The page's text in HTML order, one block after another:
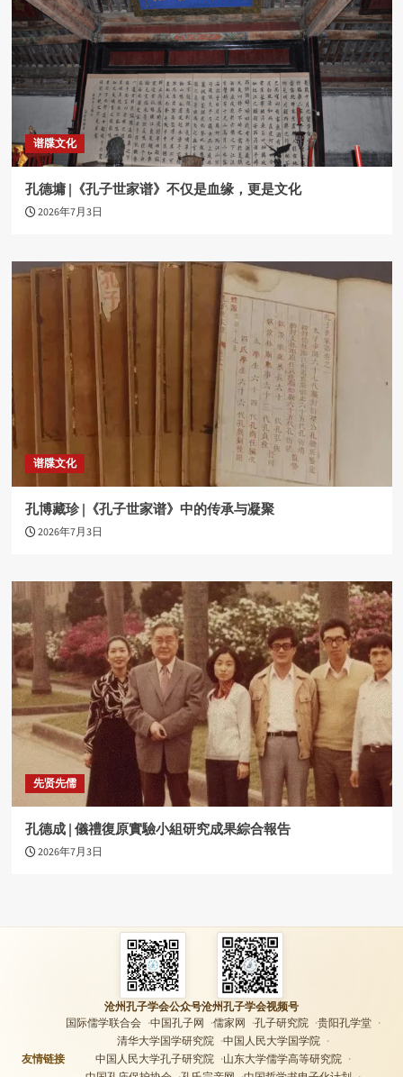
谱牒文化
孔德墉 |《孔子世家谱》不仅是血缘，更是文化
2026年7月3日
谱牒文化
孔博藏珍 |《孔子世家谱》中的传承与凝聚
2026年7月3日
先贤先儒
孔德成 | 儀禮復原實驗小組研究成果綜合報告
2026年7月3日
沧州孔子学会公众号沧州孔子学会视频号
友情链接
国际儒学联合会 中国孔子网 儒家网 孔子研究院
贵阳孔学堂
清华大学国学研究院
中国人民大学国学院
中国人民大学孔子研究院
山东大学儒学高等研究院